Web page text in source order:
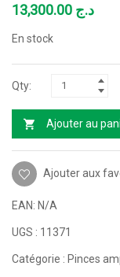
د.ج
En stock
Ajouter au
Ajouter aux
EAN: N/A
UGS : 11371
Catégorie : Pinces